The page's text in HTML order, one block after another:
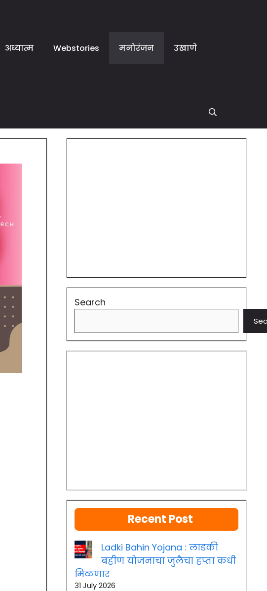
अध्यात्म Webstories मनोरंजन उखाणे
Search
Recent Post
Ladki Bahin Yojana : लाडकी
बहीण योजनाचा जुलैचा हप्ता कधी
मिळणार
31 July 2026